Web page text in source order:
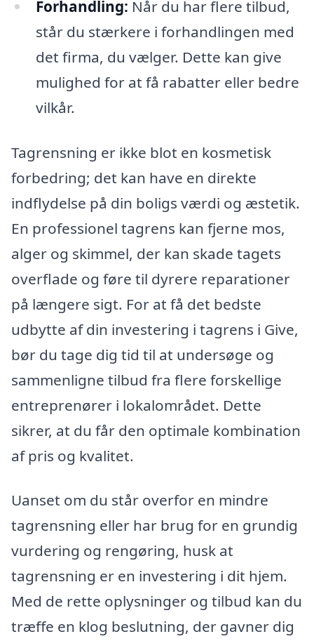
Forhandling: Når du har flere tilbud,
står du stærkere i forhandlingen med
det firma, du vælger. Dette kan give
mulighed for at få rabatter eller bedre
vilkår.
Tagrensning er ikke blot en kosmetisk
forbedring; det kan have en direkte
indflydelse på din boligs værdi og æstetik.
En professionel tagrens kan fjerne mos,
alger og skimmel, der kan skade tagets
overflade og føre til dyrere reparationer
på længere sigt. For at få det bedste
udbytte af din investering i tagrens i Give,
bør du tage dig tid til at undersøge og
sammenligne tilbud fra flere forskellige
entreprenører i lokalområdet. Dette
sikrer, at du får den optimale kombination
af pris og kvalitet.
Uanset om du står overfor en mindre
tagrensning eller har brug for en grundig
vurdering og rengøring, husk at
tagrensning er en investering i dit hjem.
Med de rette oplysninger og tilbud kan du
træffe en klog beslutning, der gavner dig